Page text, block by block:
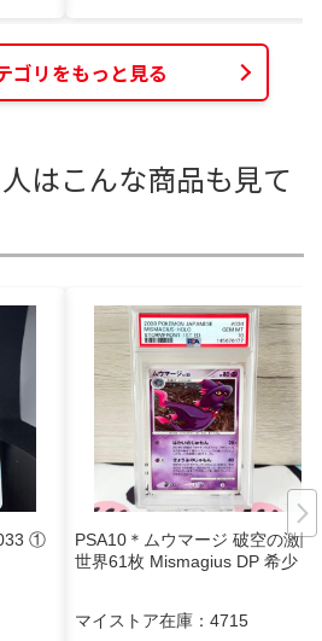
ゴリをもっと見る
はこんな商品も見て
①
PSA10＊ムウマージ 破空の激闘
世界61枚 Mismagius DP 希少
マイストア在庫： 4715